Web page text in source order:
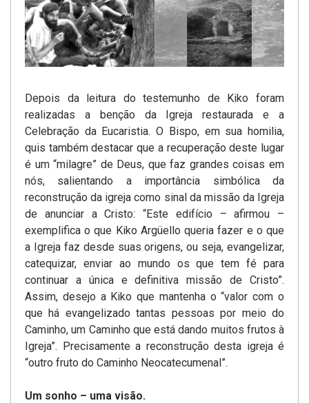
Depois da leitura do testemunho de Kiko foram
realizadas a benção da Igreja restaurada e a
Celebração da Eucaristia. O Bispo, em sua homilia,
quis também destacar que a recuperação deste lugar
é um “milagre” de Deus, que faz grandes coisas em
nós, salientando a importância simbólica da
reconstrução da igreja como sinal da missão da Igreja
de anunciar a Cristo: “Este edifício – afirmou –
exemplifica o que Kiko Argüello queria fazer e o que
a Igreja faz desde suas origens, ou seja, evangelizar,
catequizar, enviar ao mundo os que tem fé para
continuar a única e definitiva missão de Cristo”.
Assim, desejo a Kiko que mantenha o “valor com o
que há evangelizado tantas pessoas por meio do
Caminho, um Caminho que está dando muitos frutos à
Igreja”. Precisamente a reconstrução desta igreja é
“outro fruto do Caminho Neocatecumenal”.
Um sonho – uma visão.